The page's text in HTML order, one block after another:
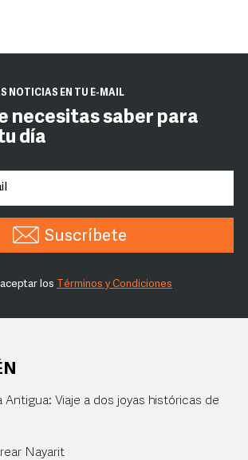
NOTICIAS EN TU E-MAIL
necesitas saber para
día
Suscríbete
los Términos y Condiciones
Antigua: Viaje a dos joyas históricas de
Nayarit